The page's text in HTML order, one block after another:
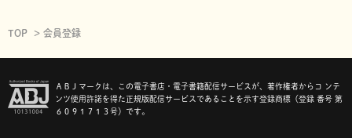
TOP 会員登録
ＡＢＪマークは、この電子書店・電子書籍配信サービスが、著作権者からコ ンテ
ンツ使用許諾を得た正規版配信サービスであることを示す登録商標（登録 番号 第
６０９１７１３号）です。